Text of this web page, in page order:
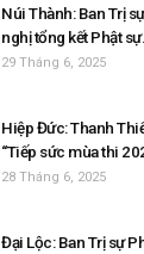
Núi Thành: Ban Trị
nghị tổng kết Phật
29 Tháng 6, 2025
Hiệp Đức: Thanh
“Tiếp sức mùa thi
28 Tháng 6, 2025
Đại Lộc: Ban Trị sự